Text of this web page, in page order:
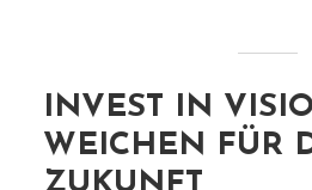
INVEST IN
WEICHEN FÜR